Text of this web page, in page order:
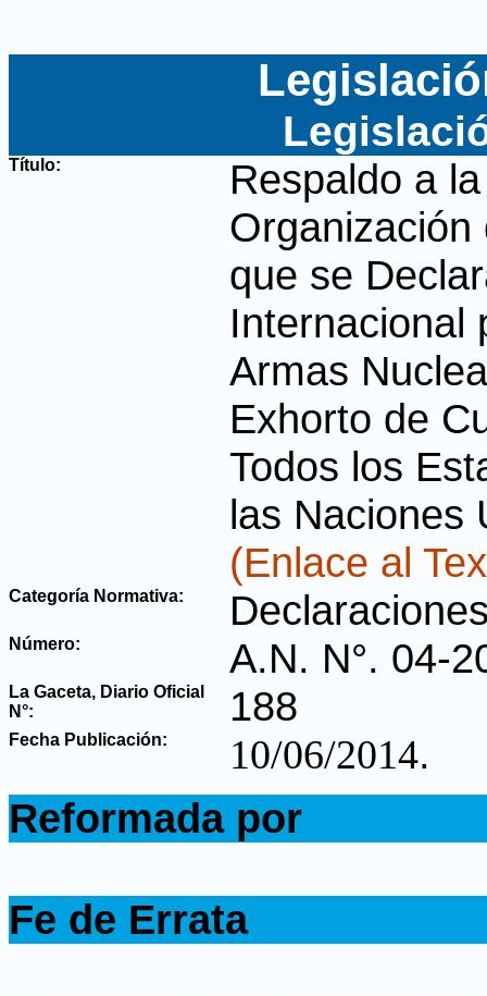
Título:
Respaldo a
que se
Internacional
Armas
Exhorto de
Todos los
las Naciones
(Enlace al
Categoría Normativa:
Número: A.N. N°. 04-
La Gaceta, Diario Oficial
N°: 188
Fecha Publicación: 10/06/2014.
Reformada por
Fe de Errata